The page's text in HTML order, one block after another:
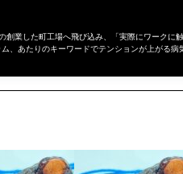
業した町工場へ飛び込み、「実際にワークに
、あたりのキーワードでテンションが上がる病